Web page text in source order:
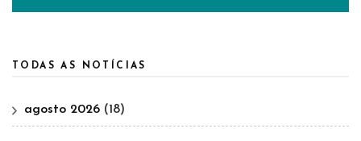
TODAS AS NOTÍCIAS
agosto 2026 (18)